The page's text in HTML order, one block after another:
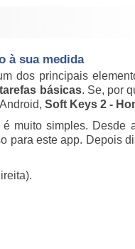
à sua medida
dos principais
básicas. Se, por
Soft Keys 2 -
muito simples. Desde
para este app. Depois